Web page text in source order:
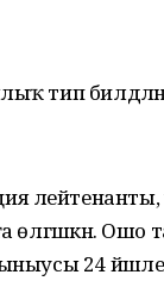
тип
лейтенанты,
өлгәшкән.
24